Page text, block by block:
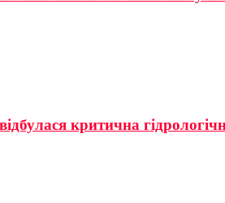
критична